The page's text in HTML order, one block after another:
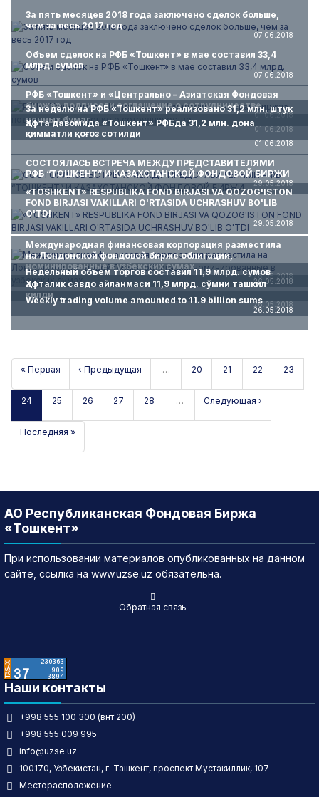
За пять месяцев 2018 года заключено сделок больше,
чем за весь 2017 год
07.06.2018
Объем сделок на РФБ «Тошкент» в мае составил 33,4
млрд. сумов
07.06.2018
РФБ «Тошкент» и «Центрально – Азиатcкая Фондовая
биржа» подписали соглашение о сотрудничестве
01.06.2018
За неделю на РФБ «Тошкент» реализовано 31,2 млн. штук
ценных бумаг
01.06.2018
Ҳафта давомида «Тошкент» РФБда 31,2 млн. дона
қимматли қоғоз сотилди
01.06.2018
СОСТОЯЛАСЬ ВСТРЕЧА МЕЖДУ ПРЕДСТАВИТЕЛЯМИ
РФБ “ТОШКЕНТ” И КАЗАХСТАНСКОЙ ФОНДОВОЙ БИРЖИ
29.05.2018
«TOSHKENT» RESPUBLIKA FOND BIRJASI VA QOZOG'ISTON
FOND BIRJASI VAKILLARI O'RTASIDA UCHRASHUV BO'LIB
O'TDI
29.05.2018
Международная финансовая корпорация разместила
на Лондонской фондовой бирже облигации,
номинированные в узбекских сумах
28.05.2018
Недельный объем торгов составил 11,9 млрд. сумов
26.05.2018
Ҳафталик савдо айланмаси 11,9 млрд. сўмни ташкил
қилди
26.05.2018
Weekly trading volume amounted to 11.9 billion sums
26.05.2018
« Первая ‹ Предыдущая … 20 21 22 23
24 25 26 27 28 … Следующая ›
Последняя »
АО Республиканская Фондовая Биржа
«Тошкент»
При использовании материалов опубликованных на данном
сайте, ссылка на www.uzse.uz обязательна.
Обратная связь
Наши контакты
+998 555 100 300 (внт:200)
+998 555 009 995
info@uzse.uz
100170, Узбекистан, г. Ташкент, проспект Мустакиллик, 107
Месторасположение